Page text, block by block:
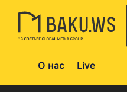
О нас Live